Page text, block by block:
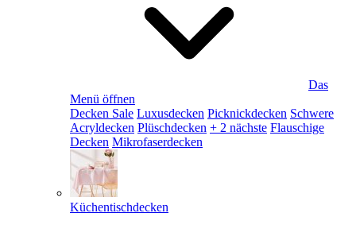
Das
Menü öffnen
Decken Sale Luxusdecken Picknickdecken Schwere
Acryldecken Plüschdecken + 2 nächste Flauschige
Decken Mikrofaserdecken
Küchentischdecken